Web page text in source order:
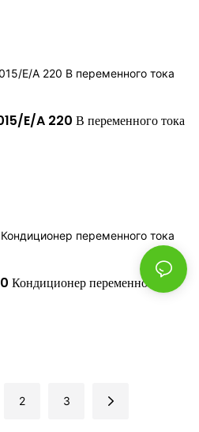
E/A 220 В переменного тока
переменного
2 3